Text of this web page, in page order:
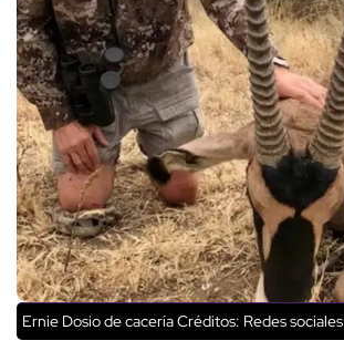
Ernie Dosio de caceríaCréditos: Redes sociales